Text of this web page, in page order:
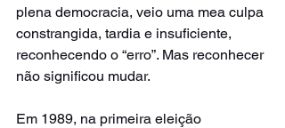
plena democracia, veio uma mea culpa
constrangida, tardia e insuficiente,
reconhecendo o “erro”. Mas reconhecer
não significou mudar.
Em 1989, na primeira eleição